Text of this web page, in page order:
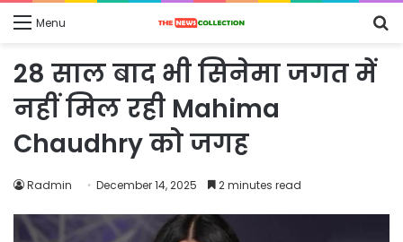
Menu
28 साल बाद भी सिनेमा जगत में
नहीं मिल रही Mahima
Chaudhry को जगह
Radmin December 14, 2025 2 minutes read